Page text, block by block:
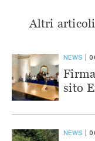
Altri articoli
NEWS
sito
NEWS